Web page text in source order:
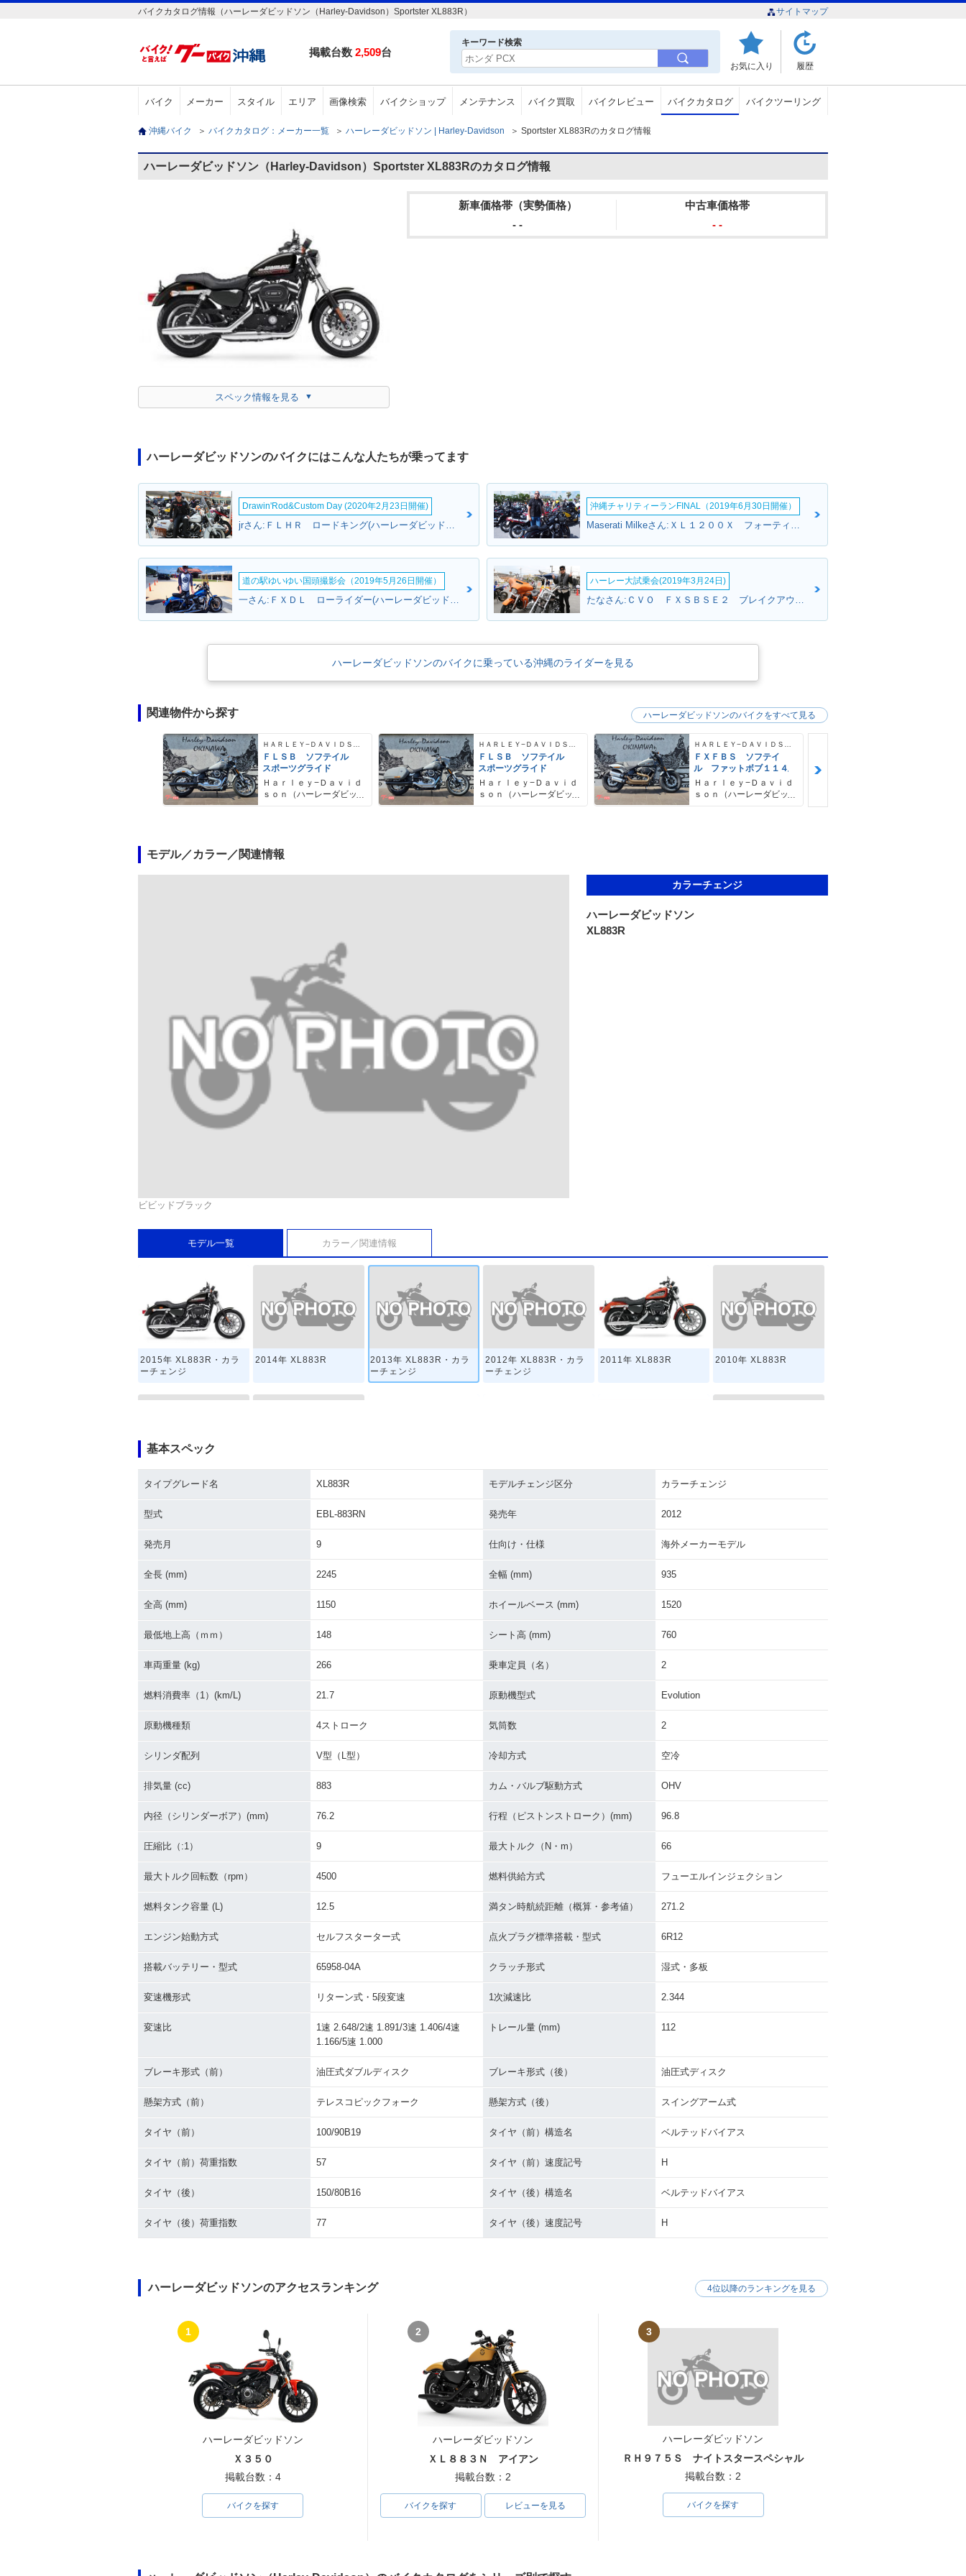
バイクカタログ情報（ハーレーダビッドソン（Harley-Davidson）Sportster XL883R） サイトマップ
掲載台数 2,509台
キーワード検索
お気に入り 履歴
バイク メーカー スタイル エリア 画像検索 バイクショップ メンテナンス バイク買取 バイクレビュー バイクカタログ バイクツーリング
沖縄バイク ＞ バイクカタログ：メーカー一覧 ＞ ハーレーダビッドソン | Harley-Davidson ＞ Sportster XL883Rのカタログ情報
ハーレーダビッドソン（Harley-Davidson）Sportster XL883Rのカタログ情報
スペック情報を見る
新車価格帯（実勢価格）
- -
中古車価格帯
- -
ハーレーダビッドソンのバイクにはこんな人たちが乗ってます
Drawin'Rod&Custom Day (2020年2月23日開催)
jrさん:ＦＬＨＲ ロードキング(ハーレーダビッドソン)
沖縄チャリティーランFINAL（2019年6月30日開催）
Maserati Milkeさん:ＸＬ１２００Ｘ フォーティエイト(ハーレーダビッドソン)
道の駅ゆいゆい国頭撮影会（2019年5月26日開催）
一さん:ＦＸＤＬ ローライダー(ハーレーダビッドソン)
ハーレー大試乗会(2019年3月24日)
たなさん:ＣＶＯ ＦＸＳＢＳＥ２ ブレイクアウト(ハーレーダビッドソン)
ハーレーダビッドソンのバイクに乗っている沖縄のライダーを見る
関連物件から探す
ＦＬＳＢ ソフテイル
スポーツグライド
Ｈａｒｌｅｙ−Ｄａｖｉｄ
ｓｏｎ（ハーレーダビッ
ＦＬＳＢ ソフテイル
スポーツグライド
Ｈａｒｌｅｙ−Ｄａｖｉｄ
ｓｏｎ（ハーレーダビッ
ＦＸＦＢＳ ソフテイ
ル ファットボブ１１４
Ｈａｒｌｅｙ−Ｄａｖｉｄ
ｓｏｎ（ハーレーダビッ
ハーレーダビッドソンのバイクをすべて見る
モデル／カラー／関連情報
ビビッドブラック
カラーチェンジ
ハーレーダビッドソン
XL883R
モデル一覧 カラー／関連情報
2015年 XL883R・カラ
ーチェンジ
2014年 XL883R
2013年 XL883R・カラ
ーチェンジ
2012年 XL883R・カラ
ーチェンジ
2011年 XL883R 2010年 XL883R
2009年 XL883R 2008年 XL883R 2006年 XL883R 2003年 XL883R 2002年 XL883R
基本スペック
タイプグレード名 XL883R モデルチェンジ区分 カラーチェンジ
型式 EBL-883RN 発売年 2012
発売月 9 仕向け・仕様 海外メーカーモデル
全長 (mm) 2245 全幅 (mm) 935
全高 (mm) 1150 ホイールベース (mm) 1520
最低地上高（ｍｍ） 148 シート高 (mm) 760
車両重量 (kg) 266 乗車定員（名） 2
燃料消費率（1）(km/L) 21.7 原動機型式 Evolution
原動機種類 4ストローク 気筒数 2
シリンダ配列 V型（L型） 冷却方式 空冷
排気量 (cc) 883 カム・バルブ駆動方式 OHV
内径（シリンダーボア）(mm) 76.2 行程（ピストンストローク）(mm) 96.8
圧縮比（:1） 9 最大トルク（N・m） 66
最大トルク回転数（rpm） 4500 燃料供給方式 フューエルインジェクション
燃料タンク容量 (L) 12.5 満タン時航続距離（概算・参考値） 271.2
エンジン始動方式 セルフスターター式 点火プラグ標準搭載・型式 6R12
搭載バッテリー・型式 65958-04A クラッチ形式 湿式・多板
変速機形式 リターン式・5段変速 1次減速比 2.344
変速比
1速 2.648/2速 1.891/3速 1.406/4速
1.166/5速 1.000
トレール量 (mm) 112
ブレーキ形式（前） 油圧式ダブルディスク ブレーキ形式（後） 油圧式ディスク
懸架方式（前） テレスコピックフォーク 懸架方式（後） スイングアーム式
タイヤ（前） 100/90B19 タイヤ（前）構造名 ベルテッドバイアス
タイヤ（前）荷重指数 57 タイヤ（前）速度記号 H
タイヤ（後） 150/80B16 タイヤ（後）構造名 ベルテッドバイアス
タイヤ（後）荷重指数 77 タイヤ（後）速度記号 H
ハーレーダビッドソンのアクセスランキング
1
ハーレーダビッドソン
Ｘ３５０
掲載台数：4
バイクを探す
2
ハーレーダビッドソン
ＸＬ８８３Ｎ アイアン
掲載台数：2
バイクを探す レビューを見る
3
ハーレーダビッドソン
ＲＨ９７５Ｓ ナイトスタースペシャル
掲載台数：2
バイクを探す
4位以降のランキングを見る